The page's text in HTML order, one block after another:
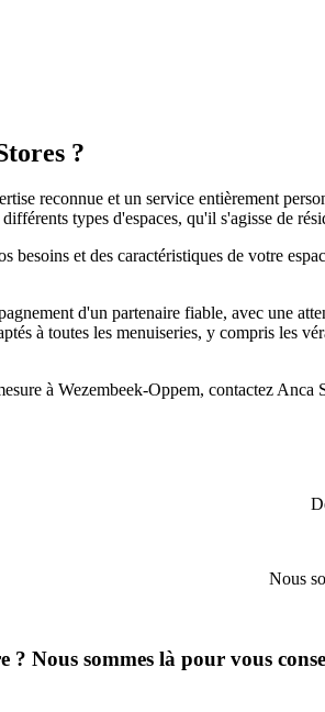
?
reconnue et un service entièrement
types d'espaces, qu'il s'agisse de
besoins et des caractéristiques de votre
d'un partenaire fiable, avec une
à toutes les menuiseries, y compris les
à Wezembeek-Oppem, contactez
Nous
? Nous sommes là pour vous